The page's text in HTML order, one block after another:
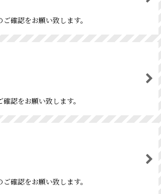
確認をお願い致します。
認をお願い致します。
確認をお願い致します。